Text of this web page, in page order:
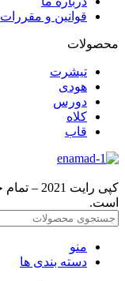
قوانین و مقررات
محصولات
تیشرت
هودی
دورس
کلاه
قاب
کپی رایت 2021 – تمام حقوق برای وب سایت
است.
منو
دسته بندی ها